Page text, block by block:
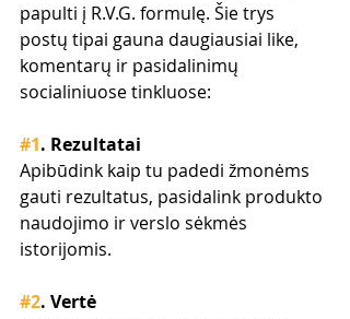
papulti į R.V.G. formulę. Šie trys
postų tipai gauna daugiausiai like,
komentarų ir pasidalinimų
socialiniuose tinkluose:
#1. Rezultatai
Apibūdink kaip tu padedi žmonėms
gauti rezultatus, pasidalink produkto
naudojimo ir verslo sėkmės
istorijomis.
#2. Vertė